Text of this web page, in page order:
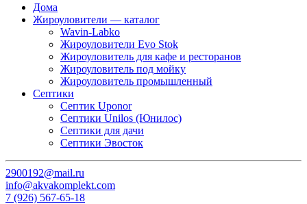
Дома
Жироуловители — каталог
Wavin-Labko
Жироуловители Evo Stok
Жироуловитель для кафе и ресторанов
Жироуловитель под мойку
Жироуловитель промышленный
Септики
Септик Uponor
Септики Unilos (Юнилос)
Септики для дачи
Септики Эвосток
2900192@mail.ru
info@akvakomplekt.com
7 (926) 567-65-18